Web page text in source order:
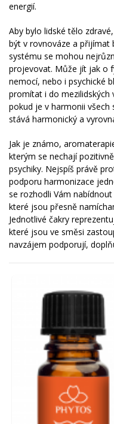
energií.
Aby bylo lidské tělo
být v rovnováze a přijímat
systému se mohou
projevovat. Může jít jak o
nemocí, nebo i psychické
promítat i do mezilidských
pokud je v harmonii všech
stává harmonický a
Jak je známo,
kterým se nechají
psychiky. Nejspíš právě
podporu harmonizace
se rozhodli Vám
které jsou přesně
Jednotlivé čakry
které jsou ve směsi
navzájem podporují,